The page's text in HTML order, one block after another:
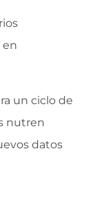
en
un ciclo de
nutren
datos